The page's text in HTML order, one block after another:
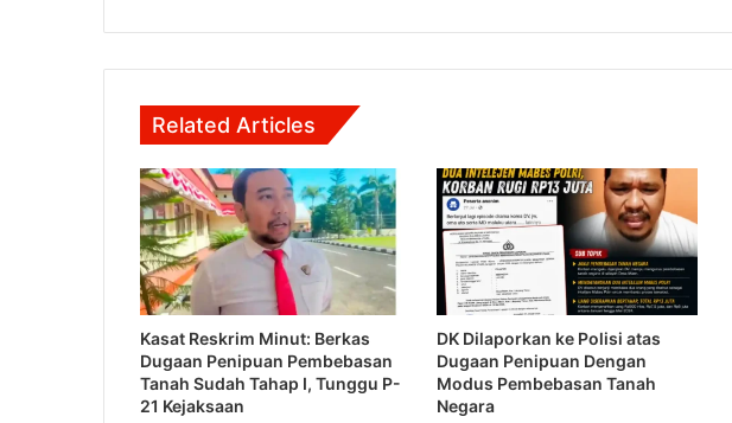
Related Articles
Kasat Reskrim Minut: Berkas
Dugaan Penipuan Pembebasan
Tanah Sudah Tahap I, Tunggu P-
21 Kejaksaan
DK Dilaporkan ke Polisi atas
Dugaan Penipuan Dengan
Modus Pembebasan Tanah
Negara